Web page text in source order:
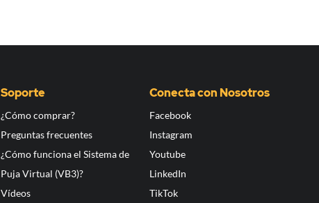
Soporte
¿Cómo comprar?
Preguntas frecuentes
¿Cómo funciona el Sistema de
Puja Virtual (VB3)?
Vídeos
Conecta con Nosotros
Facebook
Instagram
Youtube
LinkedIn
TikTok